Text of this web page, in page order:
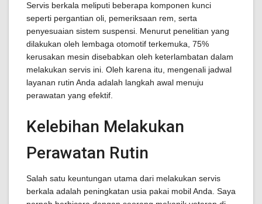
Servis berkala meliputi beberapa komponen kunci
seperti pergantian oli, pemeriksaan rem, serta
penyesuaian sistem suspensi. Menurut penelitian yang
dilakukan oleh lembaga otomotif terkemuka, 75%
kerusakan mesin disebabkan oleh keterlambatan dalam
melakukan servis ini. Oleh karena itu, mengenali jadwal
layanan rutin Anda adalah langkah awal menuju
perawatan yang efektif.
Kelebihan Melakukan
Perawatan Rutin
Salah satu keuntungan utama dari melakukan servis
berkala adalah peningkatan usia pakai mobil Anda. Saya